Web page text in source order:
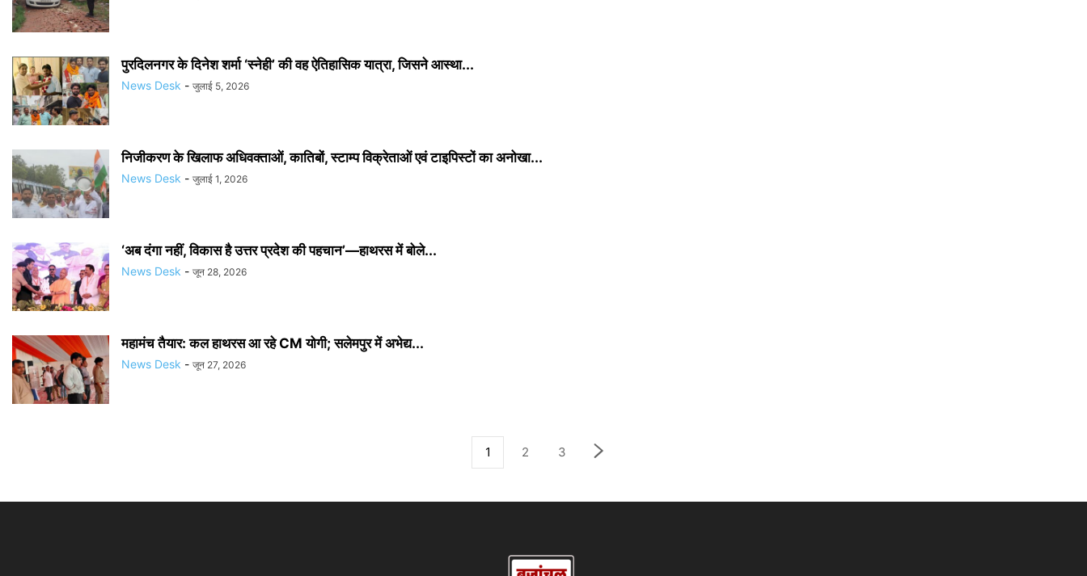
पुरदिलनगर के दिनेश शर्मा ‘स्नेही’ की वह ऐतिहासिक यात्रा, जिसने आस्था...
News Desk - जुलाई 5, 2026
निजीकरण के खिलाफ अधिवक्ताओं, कातिबों, स्टाम्प विक्रेताओं एवं टाइपिस्टों का अनोखा...
News Desk - जुलाई 1, 2026
‘अब दंगा नहीं, विकास है उत्तर प्रदेश की पहचान’—हाथरस में बोले...
News Desk - जून 28, 2026
महामंच तैयार: कल हाथरस आ रहे CM योगी; सलेमपुर में अभेद्य...
News Desk - जून 27, 2026
1 2 3